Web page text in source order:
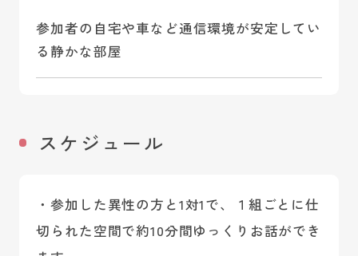
参加者の自宅や車など通信環境が安定してい
る静かな部屋
スケジュール
・参加した異性の方と1対1で、１組ごとに仕
切られた空間で約10分間ゆっくりお話ができ